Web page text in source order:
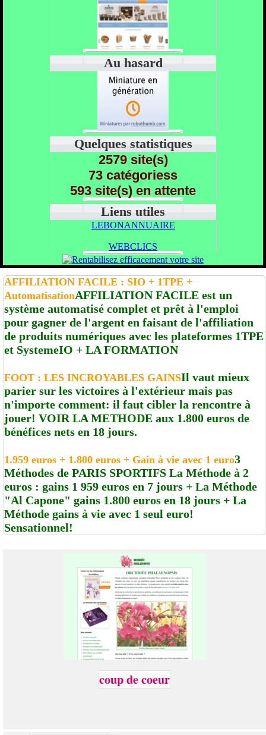
Au hasard
Quelques statistiques
2579 site(s)
73 catégoriess
593 site(s) en attente
Liens utiles
LEBONANNUAIRE
WEBCLICS
AFFILIATION FACILE : SIO + 1TPE +
AutomatisationAFFILIATION FACILE est un
système automatisé complet et prêt à l'emploi
pour gagner de l'argent en faisant de l'affiliation
de produits numériques avec les plateformes 1TPE
et SystemeIO + LA FORMATION
FOOT : LES INCROYABLES GAINSIl vaut mieux
parier sur les victoires à l'extérieur mais pas
n'importe comment: il faut cibler la rencontre à
jouer! VOIR LA METHODE aux 1.800 euros de
bénéfices nets en 18 jours.
1.959 euros + 1.800 euros + Gain à vie avec 1 euro3
Méthodes de PARIS SPORTIFS La Méthode à 2
euros : gains 1 959 euros en 7 jours + La Méthode
"Al Capone" gains 1.800 euros en 18 jours + La
Méthode gains à vie avec 1 seul euro!
Sensationnel!
coup de coeur